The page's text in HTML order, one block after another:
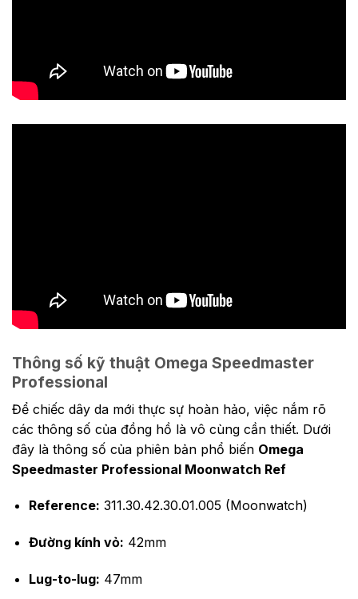
Thông số kỹ thuật Omega Speedmaster
Professional
Để chiếc dây da mới thực sự hoàn hảo, việc nắm rõ
các thông số của đồng hồ là vô cùng cần thiết. Dưới
đây là thông số của phiên bản phổ biến Omega
Speedmaster Professional Moonwatch Ref
Reference: 311.30.42.30.01.005 (Moonwatch)
Đường kính vỏ: 42mm
Lug-to-lug: 47mm